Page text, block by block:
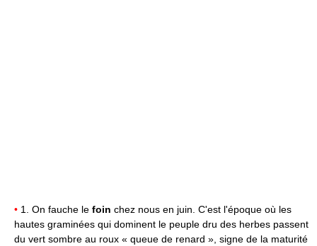
• 1. On fauche le foin chez nous en juin. C'est l'époque où les
hautes graminées qui dominent le peuple dru des herbes passent
du vert sombre au roux « queue de renard », signe de la maturité